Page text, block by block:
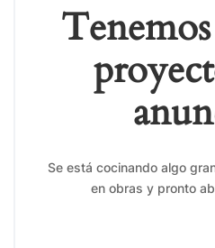
Se está cocinando algo
en obras y pronto